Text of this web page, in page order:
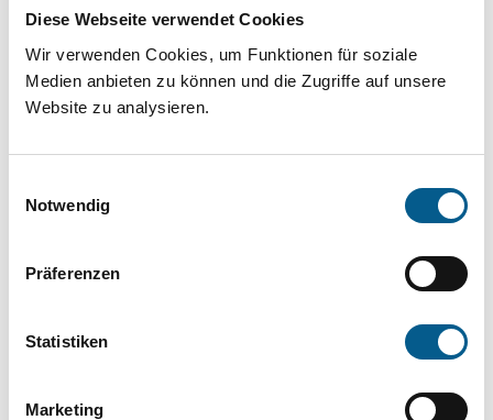
Diese Webseite verwendet Cookies
Wir verwenden Cookies, um Funktionen für soziale
Medien anbieten zu können und die Zugriffe auf unsere
Website zu analysieren.
Notwendig
Präferenzen
Statistiken
Marketing
Stiftungsdatenbank recherchieren. Bei der
Suche bitte die Groß- und Kleinschreibung
beachten.
können durch die Wahl von Bereichen oder
Suchen